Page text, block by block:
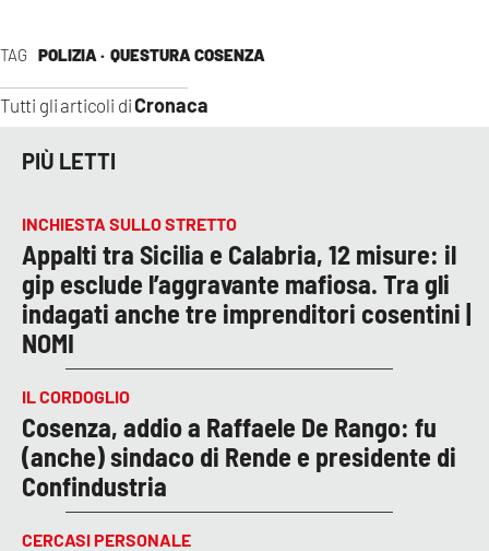
TAG POLIZIA · QUESTURA COSENZA
Tutti gli articoli diCronaca
PIÙ LETTI
INCHIESTA SULLO STRETTO
Appalti tra Sicilia e Calabria, 12 misure: il
gip esclude l’aggravante mafiosa. Tra gli
indagati anche tre imprenditori cosentini |
NOMI
IL CORDOGLIO
Cosenza, addio a Raffaele De Rango: fu
(anche) sindaco di Rende e presidente di
Confindustria
CERCASI PERSONALE